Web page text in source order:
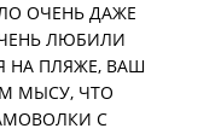
ОЧЕНЬ ДАЖЕ
ЛЮБИЛИ
НА ПЛЯЖЕ, ВАШ
МЫСУ, ЧТО
С